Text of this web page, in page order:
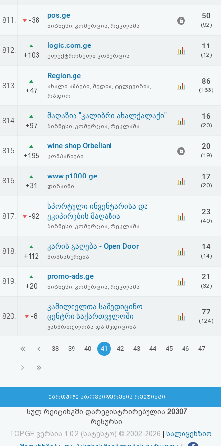
811. -38
pos.ge
ბიზნესი, კომერცია, რეკლამა
50
(92)
812.
+103
logic.com.ge
ელექტრონული კომერცია
11
(12)
813.
+47
Region.ge
ახალი ამბები, მედია, ტელევიზია,
რადიო
86
(163)
814.
+97
მაღაზია "კალიბრი ახალქალაქი"
ბიზნესი, კომერცია, რეკლამა
16
(20)
815.
+195
wine shop Orbeliani
კომპანიები
20
(19)
816.
+31
www.p1000.ge
დიზაინი
17
(20)
817. -92
სპორტული ინვენტარისა და
ეკიპირების მაღაზია
ბიზნესი, კომერცია, რეკლამა
23
(40)
818.
+112
კარის გაღება - Open Door
მომსახურება
14
(14)
819.
+20
promo-ads.ge
ბიზნესი, კომერცია, რეკლამა
21
(32)
820. -8
კამილიელთა სამედიცინო
ცენტრი საქართველოში
ჯანმრთელობა და მედიცინა
77
(124)
38 39 40 41 42 43 44 45 46 47
ქართული პროვაიდერების რეიტინგი
სულ რეიტინგში დარეგისტრირებულია 20307
რესურსი
TOP.GE ვერსია 1.0.2 (სატესტო) © 2002-2026
სალიცენზიო